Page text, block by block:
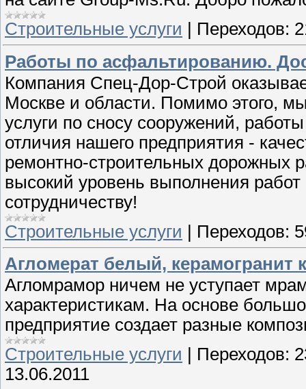
Строительные услуги
Переходов:
Работы по асфальтированию.
Компания Спец-Дор-Строй
Москве и области. Помимо этого,
услуги по сносу сооружений,
отличия нашего предприятия -
ремонтно-строительных дорожных
высокий уровень выполнения
сотрудничеству!
Строительные услуги
Переходов:
Агломерат белый, керамогранит
Агломрамор ничем не уступает
характеристикам. На основе
предприятие создает разные
Строительные услуги
Переходов:
13.06.2011